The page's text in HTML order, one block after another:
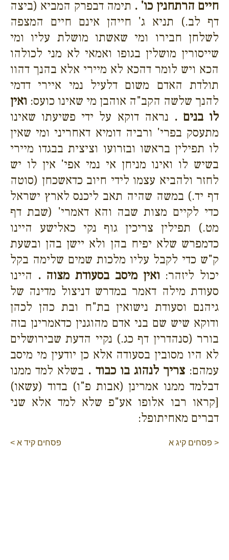
חיים הרתחנין כו' . תימה דבפרק המביא (ביצה
דף לב.) תניא ג' חייהן אינם חיים המצפה
לשלחן חבירו ומי שאשתו מושלת עליו ומי
שייסורין מושלין בגופו ואמאי לא מני לכולהו
הכא ויש לומר דהכא לא מיירי אלא בהנך דהוו
תולדת האדם משום דלעיל נמי איירי דדמי
להנך שלשה הקב"ה אוהבן מי שאינו כועס: ואין
לו בנים . נראה דוקא על ידי פשיעתו שאינו
מתעסק בפרי' ורביה דומיא דאחריני ומי שאין
לו תפילין בראשו ובזרועו וציצית בבגדו מיירי
בשיש לו ואינו מניחן אי נמי אפי' אין לו יש
לחזר ולהביא עצמו לידי חיוב כדאשכחן (סוטה
דף יד.) במשה שהיה תאב ליכנס לארץ ישראל
כדי לקיים מצות שבה והא דאמרי' (שבת דף
מט.) תפילין צריכין גוף נקי כאלישע היינו
כדמפרש שלא יפיח בהן ולא יישן בהן ובשעת
ק"ש כדי לקבל עליו מלכות שמים שלימה בקל
יכול ליזהר: ואין מיסב בסעודת מצוה . היינו
סעודת מילה דאמר במדרש דניצול מדינה של
גיהנם וסעודת נישואין בת"ח ובת כהן לכהן
ודוקא שיש שם בני אדם מהוגנין כדאמרינן בזה
בורר (סנהדרין דף כג.) נקיי הדעת שבירושלים
לא היו מסובין בסעודה אלא כן יודעין מי מיסב
עמהם:צריך לנהוג בו כבוד . בשלא למד ממנו
דבלמד ממנו אמרינן (אבות פ"ו) בדוד (עשאו)
[קראו רבו אלופו אע"פ שלא למד אלא שני
דברים מאחיתופל:
< פסחים קיג א פסחים קיד א >